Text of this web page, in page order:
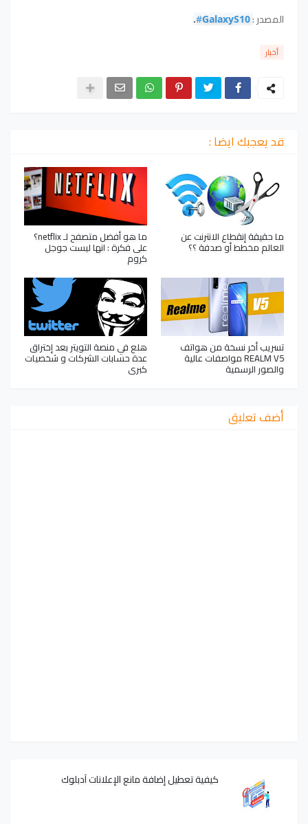
المصدر : #GalaxyS10
.
أخبار
قد يعجبك ايضا :
ما حقيقة إنقطاع الانترنت عن
العالم مخطط أو صدفة ؟؟
ما هو أفضل متصفح لـ netflix؟
على فكرة : انها ليست جوجل
كروم
تسريب أخر نسخة من هواتف
REALM V5 مواصفات عالية
والصور الرسمية
هلع في منصة التويتر بعد إختراق
عدة حسابات الشركات و شخصيات
كبرى
أضف تعليق
كيفية تعطيل إضافة مانع الإعلانات آدبلوك